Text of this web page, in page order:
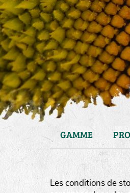
GAMME
Les conditions de